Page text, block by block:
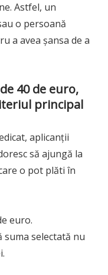
Astfel, un
o persoană
a avea șansa de a
40 de euro,
principal
aplicanții
să ajungă la
o pot plăti în
euro.
suma selectată nu